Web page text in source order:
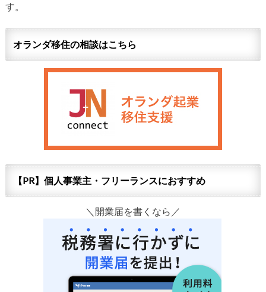
す。
オランダ移住の相談はこちら
【PR】個人事業主・フリーランスにおすすめ
＼開業届を書くなら／